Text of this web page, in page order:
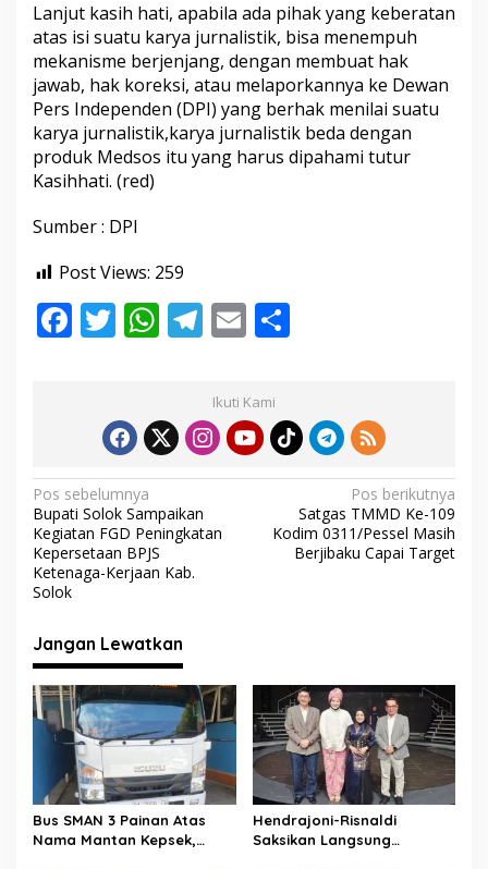
Lanjut kasih hati, apabila ada pihak yang keberatan
atas isi suatu karya jurnalistik, bisa menempuh
mekanisme berjenjang, dengan membuat hak
jawab, hak koreksi, atau melaporkannya ke Dewan
Pers Independen (DPI) yang berhak menilai suatu
karya jurnalistik,karya jurnalistik beda dengan
produk Medsos itu yang harus dipahami tutur
Kasihhati. (red)
Sumber : DPI
Post Views: 259
F
o
k
T
er
W
s
A
p
p
T
e
gr
a
m
E
ai
l e
Ikuti Kami
N
a
v
i
a
s
i
p
s
Pos sebelumnya
Bupati Solok Sampaikan
Kegiatan FGD Peningkatan
Kepersetaan BPJS
Ketenaga-Kerjaan Kab.
Solok
Pos berikutnya
Satgas TMMD Ke-109
Kodim 0311/Pessel Masih
Berjibaku Capai Target
Jangan Lewatkan
Bus SMAN 3 Painan Atas
Nama Mantan Kepsek,
Hendrajoni-Risnaldi
Saksikan Langsung